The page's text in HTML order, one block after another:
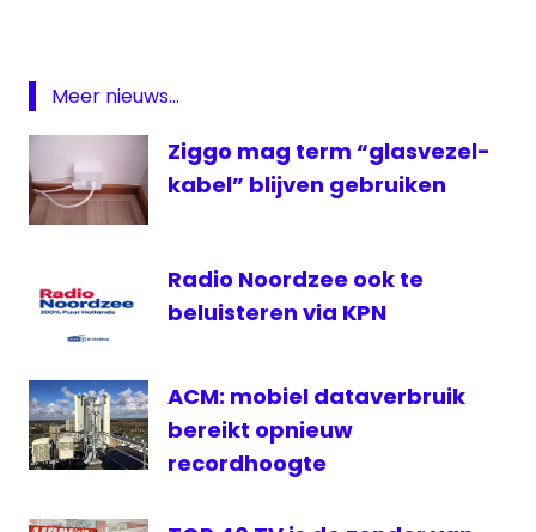
Meer nieuws...
Ziggo mag term “glasvezel-
kabel” blijven gebruiken
Radio Noordzee ook te
beluisteren via KPN
ACM: mobiel dataverbruik
bereikt opnieuw
recordhoogte